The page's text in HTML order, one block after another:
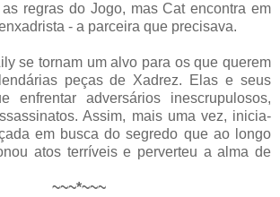
regras do Jogo, mas Cat encontra em
- a parceira que precisava.
se tornam um alvo para os que querem
peças de Xadrez. Elas e seus
enfrentar adversários inescrupulosos,
Assim, mais uma vez, inicia-
em busca do segredo que ao longo
atos terríveis e perverteu a alma de
~~~*~~~